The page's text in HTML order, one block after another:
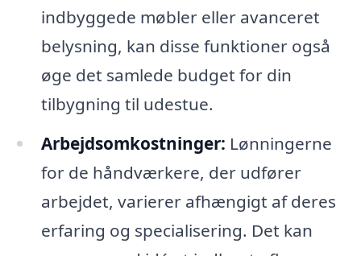
indbyggede møbler eller avanceret
belysning, kan disse funktioner også
øge det samlede budget for din
tilbygning til udestue.
Arbejdsomkostninger: Lønningerne
for de håndværkere, der udfører
arbejdet, varierer afhængigt af deres
erfaring og specialisering. Det kan